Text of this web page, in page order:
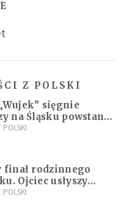
Z POLSKI
sięgnie
na Śląsku powstanie
POLSKI
finał rodzinnego
Ojciec usłyszy
POLSKI